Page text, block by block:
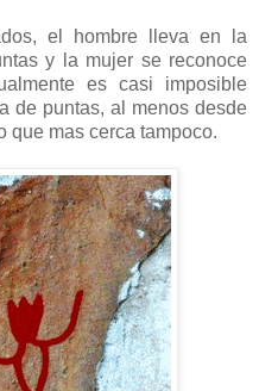
el hombre lleva en la
y la mujer se reconoce
es casi imposible
de puntas, al menos desde
que mas cerca tampoco.